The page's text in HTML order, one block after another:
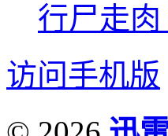
行尸走肉
访问手机版